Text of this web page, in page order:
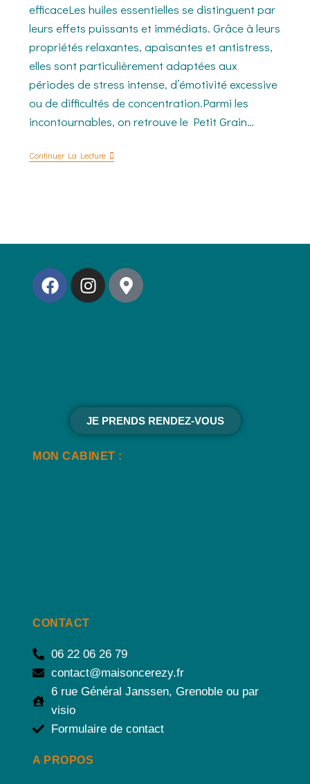
efficaceLes huiles essentielles se distinguent par
leurs effets puissants et immédiats. Grâce à leurs
propriétés relaxantes, apaisantes et antistress,
elles sont particulièrement adaptées aux
périodes de stress intense, d’émotivité excessive
ou de difficultés de concentration.Parmi les
incontournables, on retrouve le Petit Grain…
Continuer La Lecture
JE PRENDS RENDEZ-VOUS
MON CABINET :
CONTACT
06 22 06 26 79
contact@maisoncerezy.fr
6 rue Général Janssen, Grenoble ou par
visio
Formulaire de contact
A PROPOS